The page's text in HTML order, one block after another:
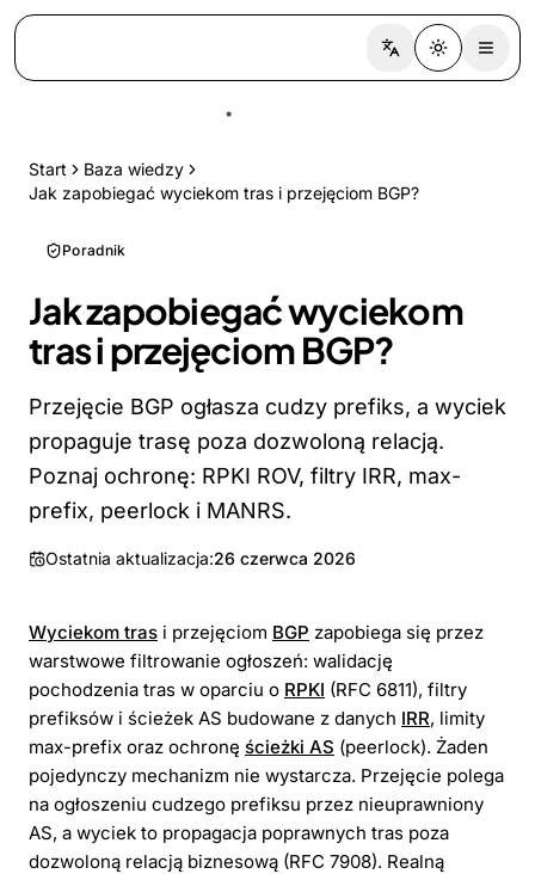
Switch language
Toggle
Start
Baza wiedzy
Jak zapobiegać wyciekom tras i przejęciom BGP?
Poradnik
Jak zapobiegać wyciekom
tras i przejęciom BGP?
Przejęcie BGP ogłasza cudzy prefiks, a wyciek
propaguje trasę poza dozwoloną relacją.
Poznaj ochronę: RPKI ROV, filtry IRR, max-
prefix, peerlock i MANRS.
Ostatnia aktualizacja:26 czerwca 2026
Wyciekom tras i przejęciom BGP zapobiega się przez
warstwowe filtrowanie ogłoszeń: walidację
pochodzenia tras w oparciu o RPKI (RFC 6811), filtry
prefiksów i ścieżek AS budowane z danych IRR, limity
max-prefix oraz ochronę ścieżki AS (peerlock). Żaden
pojedynczy mechanizm nie wystarcza. Przejęcie polega
na ogłoszeniu cudzego prefiksu przez nieuprawniony
AS, a wyciek to propagacja poprawnych tras poza
dozwoloną relacją biznesową (RFC 7908). Realną